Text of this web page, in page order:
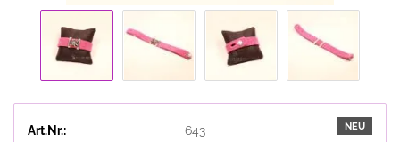
NEU
Art.Nr.:
643